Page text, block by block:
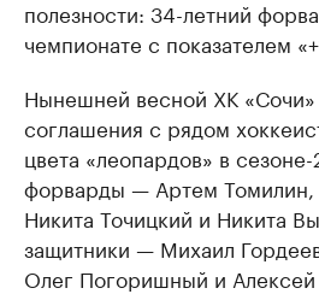
полезности: 34-летний
чемпионате с показателем
Нынешней весной ХК
соглашения с рядом
цвета «леопардов» в
форварды — Артем Томилин,
Никита Точицкий и Никита
защитники — Михаил
Олег Погоришный и Алексей